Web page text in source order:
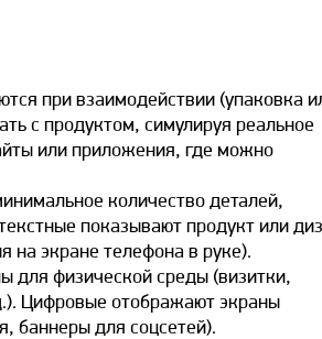
при взаимодействии (упаковка
с продуктом, симулируя реальное
или приложения, где можно
количество деталей,
показывают продукт или
на экране телефона в руке).
для физической среды (визитки,
Цифровые отображают экраны
баннеры для соцсетей).